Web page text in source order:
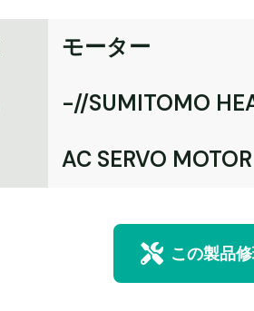
モーター
-//SUMITOMO
AC SERVO MOTOR
この製品